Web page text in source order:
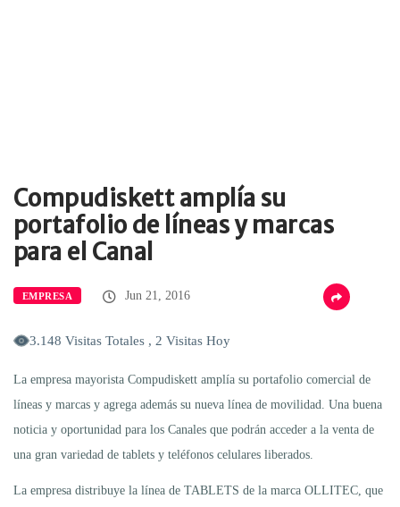
Compudiskett amplía su
portafolio de líneas y marcas
para el Canal
EMPRESA Jun 21, 2016
3.148 Visitas Totales , 2 Visitas Hoy
La empresa mayorista Compudiskett amplía su portafolio comercial de
líneas y marcas y agrega además su nueva línea de movilidad. Una buena
noticia y oportunidad para los Canales que podrán acceder a la venta de
una gran variedad de tablets y teléfonos celulares liberados.
La empresa distribuye la línea de TABLETS de la marca OLLITEC, que